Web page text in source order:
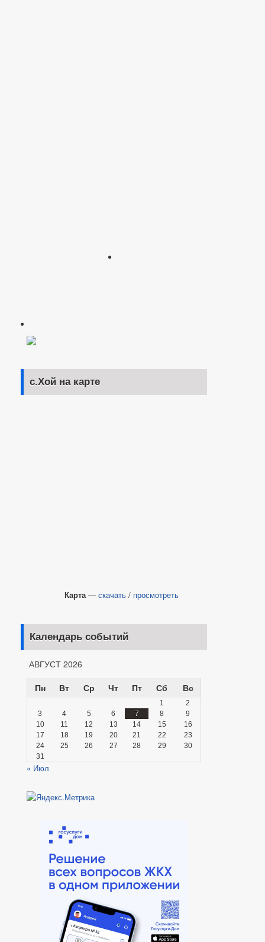
с.Хой на карте
Карта— скачать / просмотреть
Календарь событий
АВГУСТ 2026
Пн
Вт Ср Чт Пт Сб Вс
1
2
3
4 5 6 7 8
9
10
11 12 13 14 15
16
17
18 19 20 21 22
23
24
25 26 27 28 29
30
31
« Июл